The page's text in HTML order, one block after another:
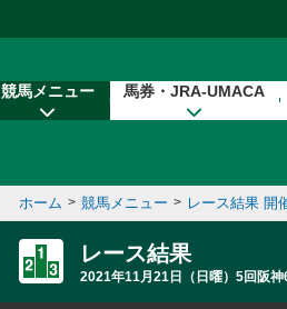
競馬メニュー 馬券・JRA-UMACA
ホーム > 競馬メニュー > レース結果 開
レース結果
2021年11月21日（日曜）5回阪神